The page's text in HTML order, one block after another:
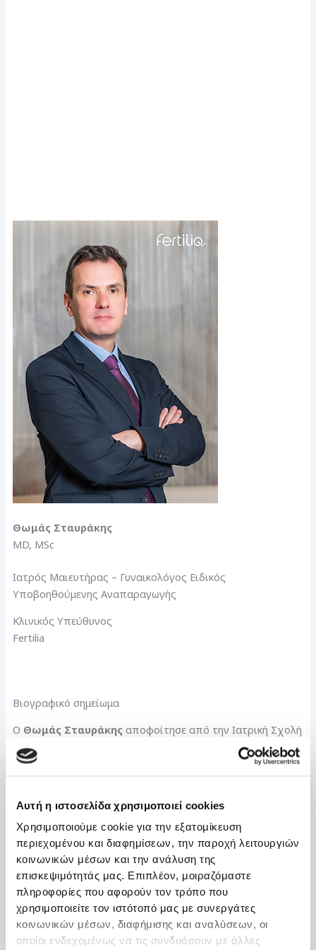
Αυτή η ιστοσελίδα χρησιμοποιεί cookies
Χρησιμοποιούμε cookie για την εξατομίκευση
περιεχομένου και διαφημίσεων, την παροχή λειτουργιών
κοινωνικών μέσων και την ανάλυση της
επισκεψιμότητάς μας. Επιπλέον, μοιραζόμαστε
πληροφορίες που αφορούν τον τρόπο που
χρησιμοποιείτε τον ιστότοπό μας με συνεργάτες
κοινωνικών μέσων, διαφήμισης και αναλύσεων, οι
οποίοι ενδεχομένως να τις συνδυάσουν με άλλες
Θωμάς Σταυράκης
MD, MSc
Ιατρός Μαιευτήρας – Γυναικολόγος Ειδικός
Υποβοηθούμενης Αναπαραγωγής
Κλινικός Υπεύθυνος
Fertilia
Βιογραφικό σημείωμα
Ο Θωμάς Σταυράκης αποφοίτησε από την Ιατρική Σχολή
του Αριστοτελείου Πανεπιστημίου Θεσσαλονίκης.
Ολοκλήρωσε το τελευταίο κομμάτι της ειδικότητας
στοUniversity College Hospitalτου Λονδίνου.
Αποφοίτησε από την London School of Hygiene and
Tropical Medicine με μεταπτυχιακό τίτλο Masters of Public
Health – Health Economics.
Εργάστηκε και εξειδικεύτηκε στην υποβοηθούμενη